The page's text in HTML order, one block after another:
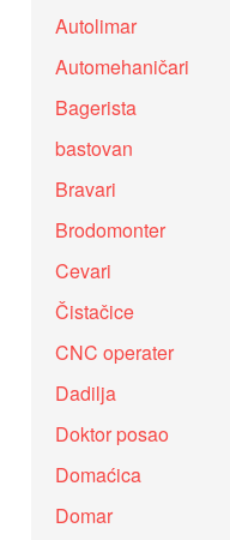
Autolimar
Automehaničari
Bagerista
bastovan
Bravari
Brodomonter
Cevari
Čistačice
CNC operater
Dadilja
Doktor posao
Domaćica
Domar